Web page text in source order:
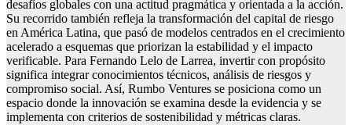
desafíos globales con una actitud pragmática y orientada a la acción.
Su recorrido también refleja la transformación del capital de riesgo
en América Latina, que pasó de modelos centrados en el crecimiento
acelerado a esquemas que priorizan la estabilidad y el impacto
verificable. Para Fernando Lelo de Larrea, invertir con propósito
significa integrar conocimientos técnicos, análisis de riesgos y
compromiso social. Así, Rumbo Ventures se posiciona como un
espacio donde la innovación se examina desde la evidencia y se
implementa con criterios de sostenibilidad y métricas claras.